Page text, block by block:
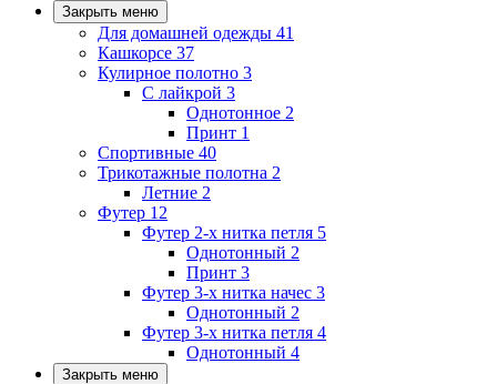
Закрыть меню
Для домашней одежды 41
Кашкорсе 37
Кулирное полотно 3
С лайкрой 3
Однотонное 2
Принт 1
Спортивные 40
Трикотажные полотна 2
Летние 2
Футер 12
Футер 2-х нитка петля 5
Однотонный 2
Принт 3
Футер 3-х нитка начес 3
Однотонный 2
Футер 3-х нитка петля 4
Однотонный 4
Закрыть меню